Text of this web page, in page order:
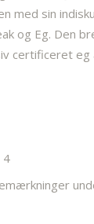
med sin
og Eg.
certificeret
4